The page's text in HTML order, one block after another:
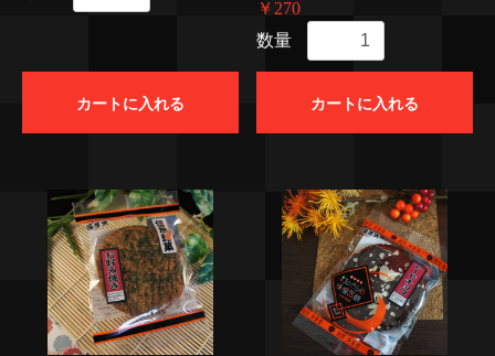
カートに入れる
￥270
数量
カートに入れる